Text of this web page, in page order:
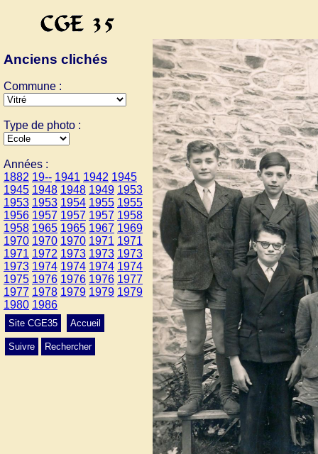
Anciens clichés
Commune :
Type de photo :
Années :
1882 19-- 1941 1942 1945
1945 1948 1948 1949 1953
1953 1953 1954 1955 1955
1956 1957 1957 1957 1958
1958 1965 1965 1967 1969
1970 1970 1970 1971 1971
1971 1972 1973 1973 1973
1973 1974 1974 1974 1974
1975 1976 1976 1976 1977
1977 1978 1979 1979 1979
1980 1986
Site CGE35 Accueil
Suivre Rechercher